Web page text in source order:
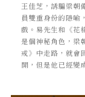
王佳芝，誘騙梁朝
員雙重身份的隱喻
戲。易先生和《花
是個神秘角色，梁
戒》中走路，就會
開，但是他已經變